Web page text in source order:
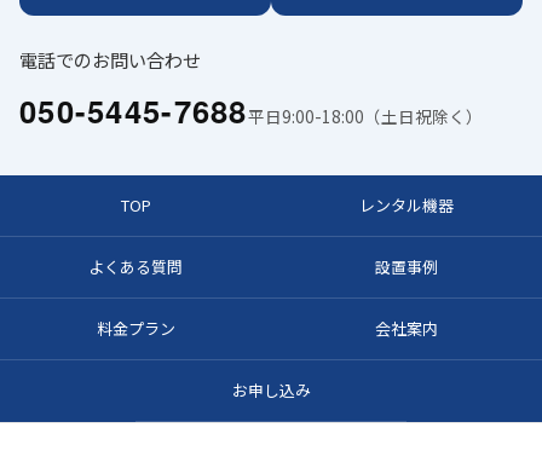
電話でのお問い合わせ
050-5445-7688平日9:00-18:00（土日祝除く）
TOP レンタル機器
よくある質問 設置事例
料金プラン 会社案内
お申し込み